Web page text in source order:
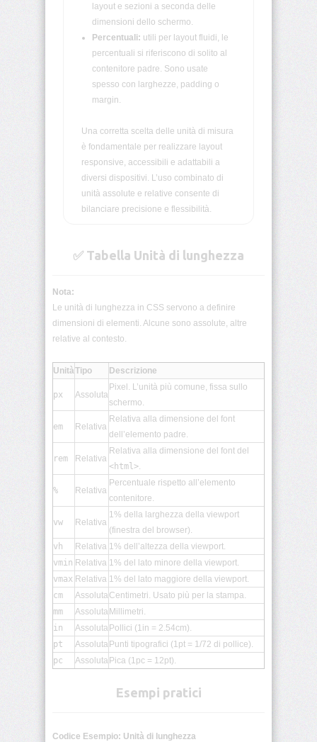
mode
iteration-
name
animation-
play-
animation-
function
aspect-
ratio
backdrop-
filter
backface-
visibility
layout e sezioni a seconda delle
dimensioni dello schermo.
Percentuali: utili per layout fluidi, le
percentuali si riferiscono di solito al
contenitore padre. Sono usate
spesso con larghezze, padding o
margin.
Una corretta scelta delle unità di misura
è fondamentale per realizzare layout
responsive, accessibili e adattabili a
diversi dispositivi. L’uso combinato di
unità assolute e relative consente di
bilanciare precisione e flessibilità.
✅ Tabella Unità di lunghezza
Nota:
Le unità di lunghezza in CSS servono a definire
dimensioni di elementi. Alcune sono assolute, altre
relative al contesto.
UnitàTipo Descrizione
px Assoluta
Pixel. L’unità più comune, fissa sullo
schermo.
em Relativa
Relativa alla dimensione del font
dell’elemento padre.
rem Relativa
Relativa alla dimensione del font del
<html>.
% Relativa
Percentuale rispetto all’elemento
contenitore.
vw Relativa
1% della larghezza della viewport
(finestra del browser).
vh
Relativa 1% dell’altezza della viewport.
vmin Relativa 1% del lato minore della viewport.
vmax Relativa 1% del lato maggiore della viewport.
cm
AssolutaCentimetri. Usato più per la stampa.
mm
Assoluta Millimetri.
in
Assoluta Pollici (1in = 2.54cm).
pt
Assoluta Punti tipografici (1pt = 1/72 di pollice).
pc
Assoluta Pica (1pc = 12pt).
Esempi pratici
Codice Esempio: Unità di lunghezza